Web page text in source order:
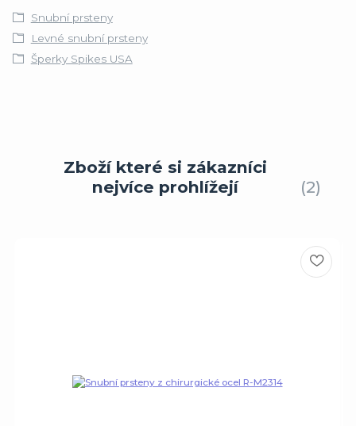
Snubní prsteny
Levné snubní prsteny
Šperky Spikes USA
Zboží které si zákazníci
nejvíce prohlížejí
2